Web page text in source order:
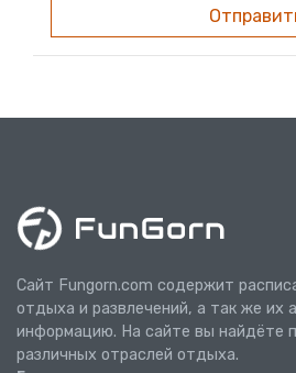
Сайт Fungorn.com содержит
отдыха и развлечений, а так же их
информацию. На сайте вы найдёте
различных отраслей отдыха.